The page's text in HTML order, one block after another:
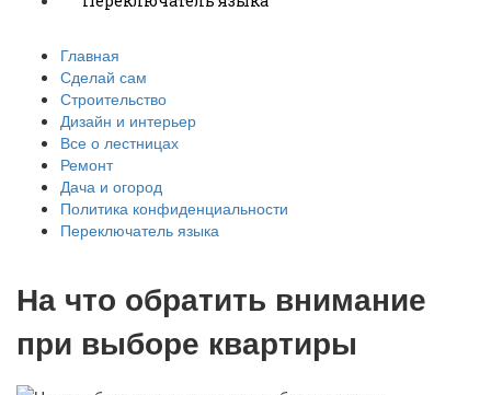
Главная
Сделай сам
Строительство
Дизайн и интерьер
Все о лестницах
Ремонт
Дача и огород
Политика конфиденциальности
Переключатель языка
На что обратить внимание
при выборе квартиры